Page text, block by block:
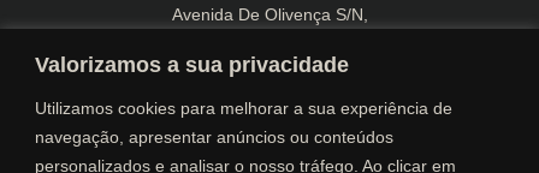
Valorizamos a sua privacidade
Utilizamos cookies para melhorar a sua experiência de
navegação, apresentar anúncios ou conteúdos
personalizados e analisar o nosso tráfego. Ao clicar em
Avenida De Olivença S/N,